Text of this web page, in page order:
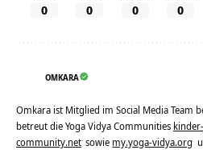
0 0 0 0
OMKARA
Omkara ist Mitglied im Social Media Team
betreut die Yoga Vidya Communities
community.net sowie my.yoga-vidya.org